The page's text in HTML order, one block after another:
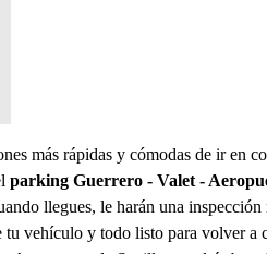
más rápidas y cómodas de ir en
parking Guerrero - Valet -
llegues, le harán una
vehículo y todo listo para volver a